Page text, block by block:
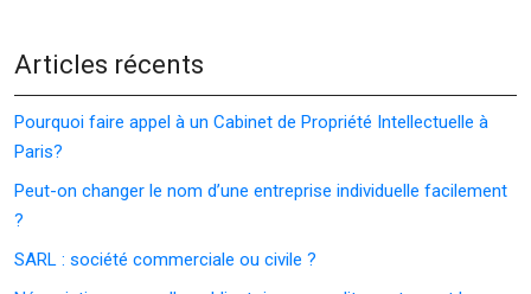
Articles récents
Pourquoi faire appel à un Cabinet de Propriété Intellectuelle à
Paris?
Peut-on changer le nom d’une entreprise individuelle facilement
?
SARL : société commerciale ou civile ?